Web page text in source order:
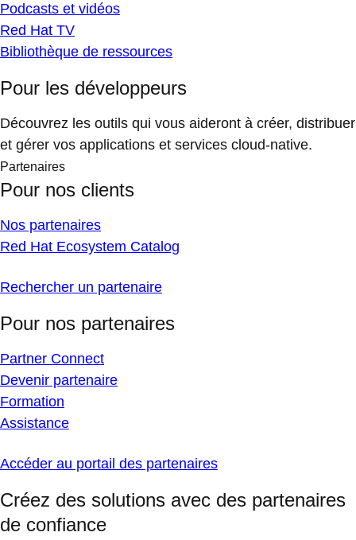
Podcasts et vidéos
Red Hat TV
Bibliothèque de ressources
Pour les développeurs
Découvrez les outils qui vous aideront à créer, distribuer
et gérer vos applications et services cloud-native.
Partenaires
Pour nos clients
Nos partenaires
Red Hat Ecosystem Catalog
Rechercher un partenaire
Pour nos partenaires
Partner Connect
Devenir partenaire
Formation
Assistance
Accéder au portail des partenaires
Créez des solutions avec des partenaires
de confiance